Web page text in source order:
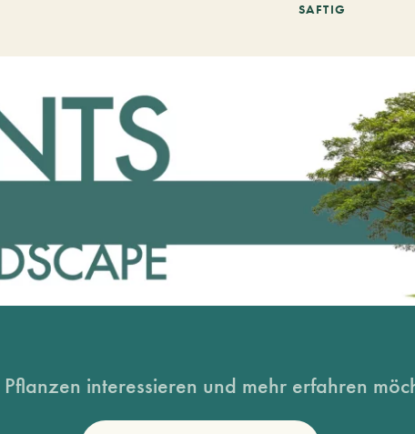
SAFTIG
interessieren und mehr erfahren